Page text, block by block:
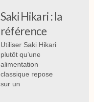
Saki Hikari : la
référence
Utiliser Saki Hikari
plutôt qu’une
alimentation
classique repose
sur un